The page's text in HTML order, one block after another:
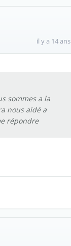
il y a 14 ans
sommes a la
nous aidé a
répondre